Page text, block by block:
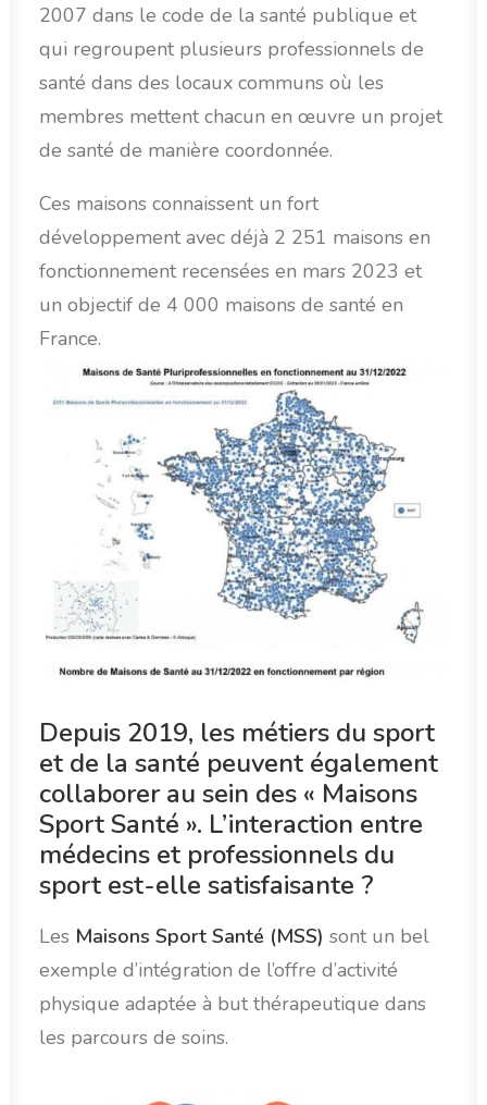
2007 dans le code de la santé publique et
qui regroupent plusieurs professionnels de
santé dans des locaux communs où les
membres mettent chacun en œuvre un projet
de santé de manière coordonnée.
Ces maisons connaissent un fort
développement avec déjà 2 251 maisons en
fonctionnement recensées en mars 2023 et
un objectif de 4 000 maisons de santé en
France.
Depuis 2019, les métiers du sport
et de la santé peuvent également
collaborer au sein des « Maisons
Sport Santé ». L’interaction entre
médecins et professionnels du
sport est-elle satisfaisante ?
Les Maisons Sport Santé (MSS) sont un bel
exemple d’intégration de l’offre d’activité
physique adaptée à but thérapeutique dans
les parcours de soins.